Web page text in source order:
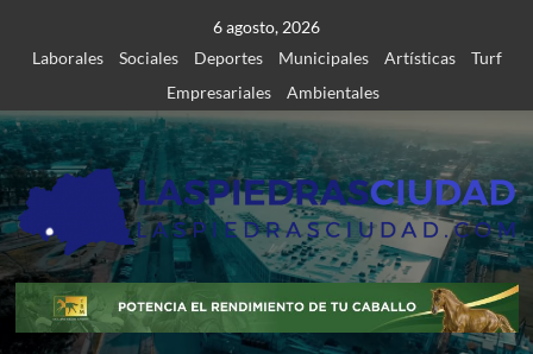
6 agosto, 2026
Laborales
Sociales Deportes Municipales Artísticas
Turf
Empresariales
Ambientales